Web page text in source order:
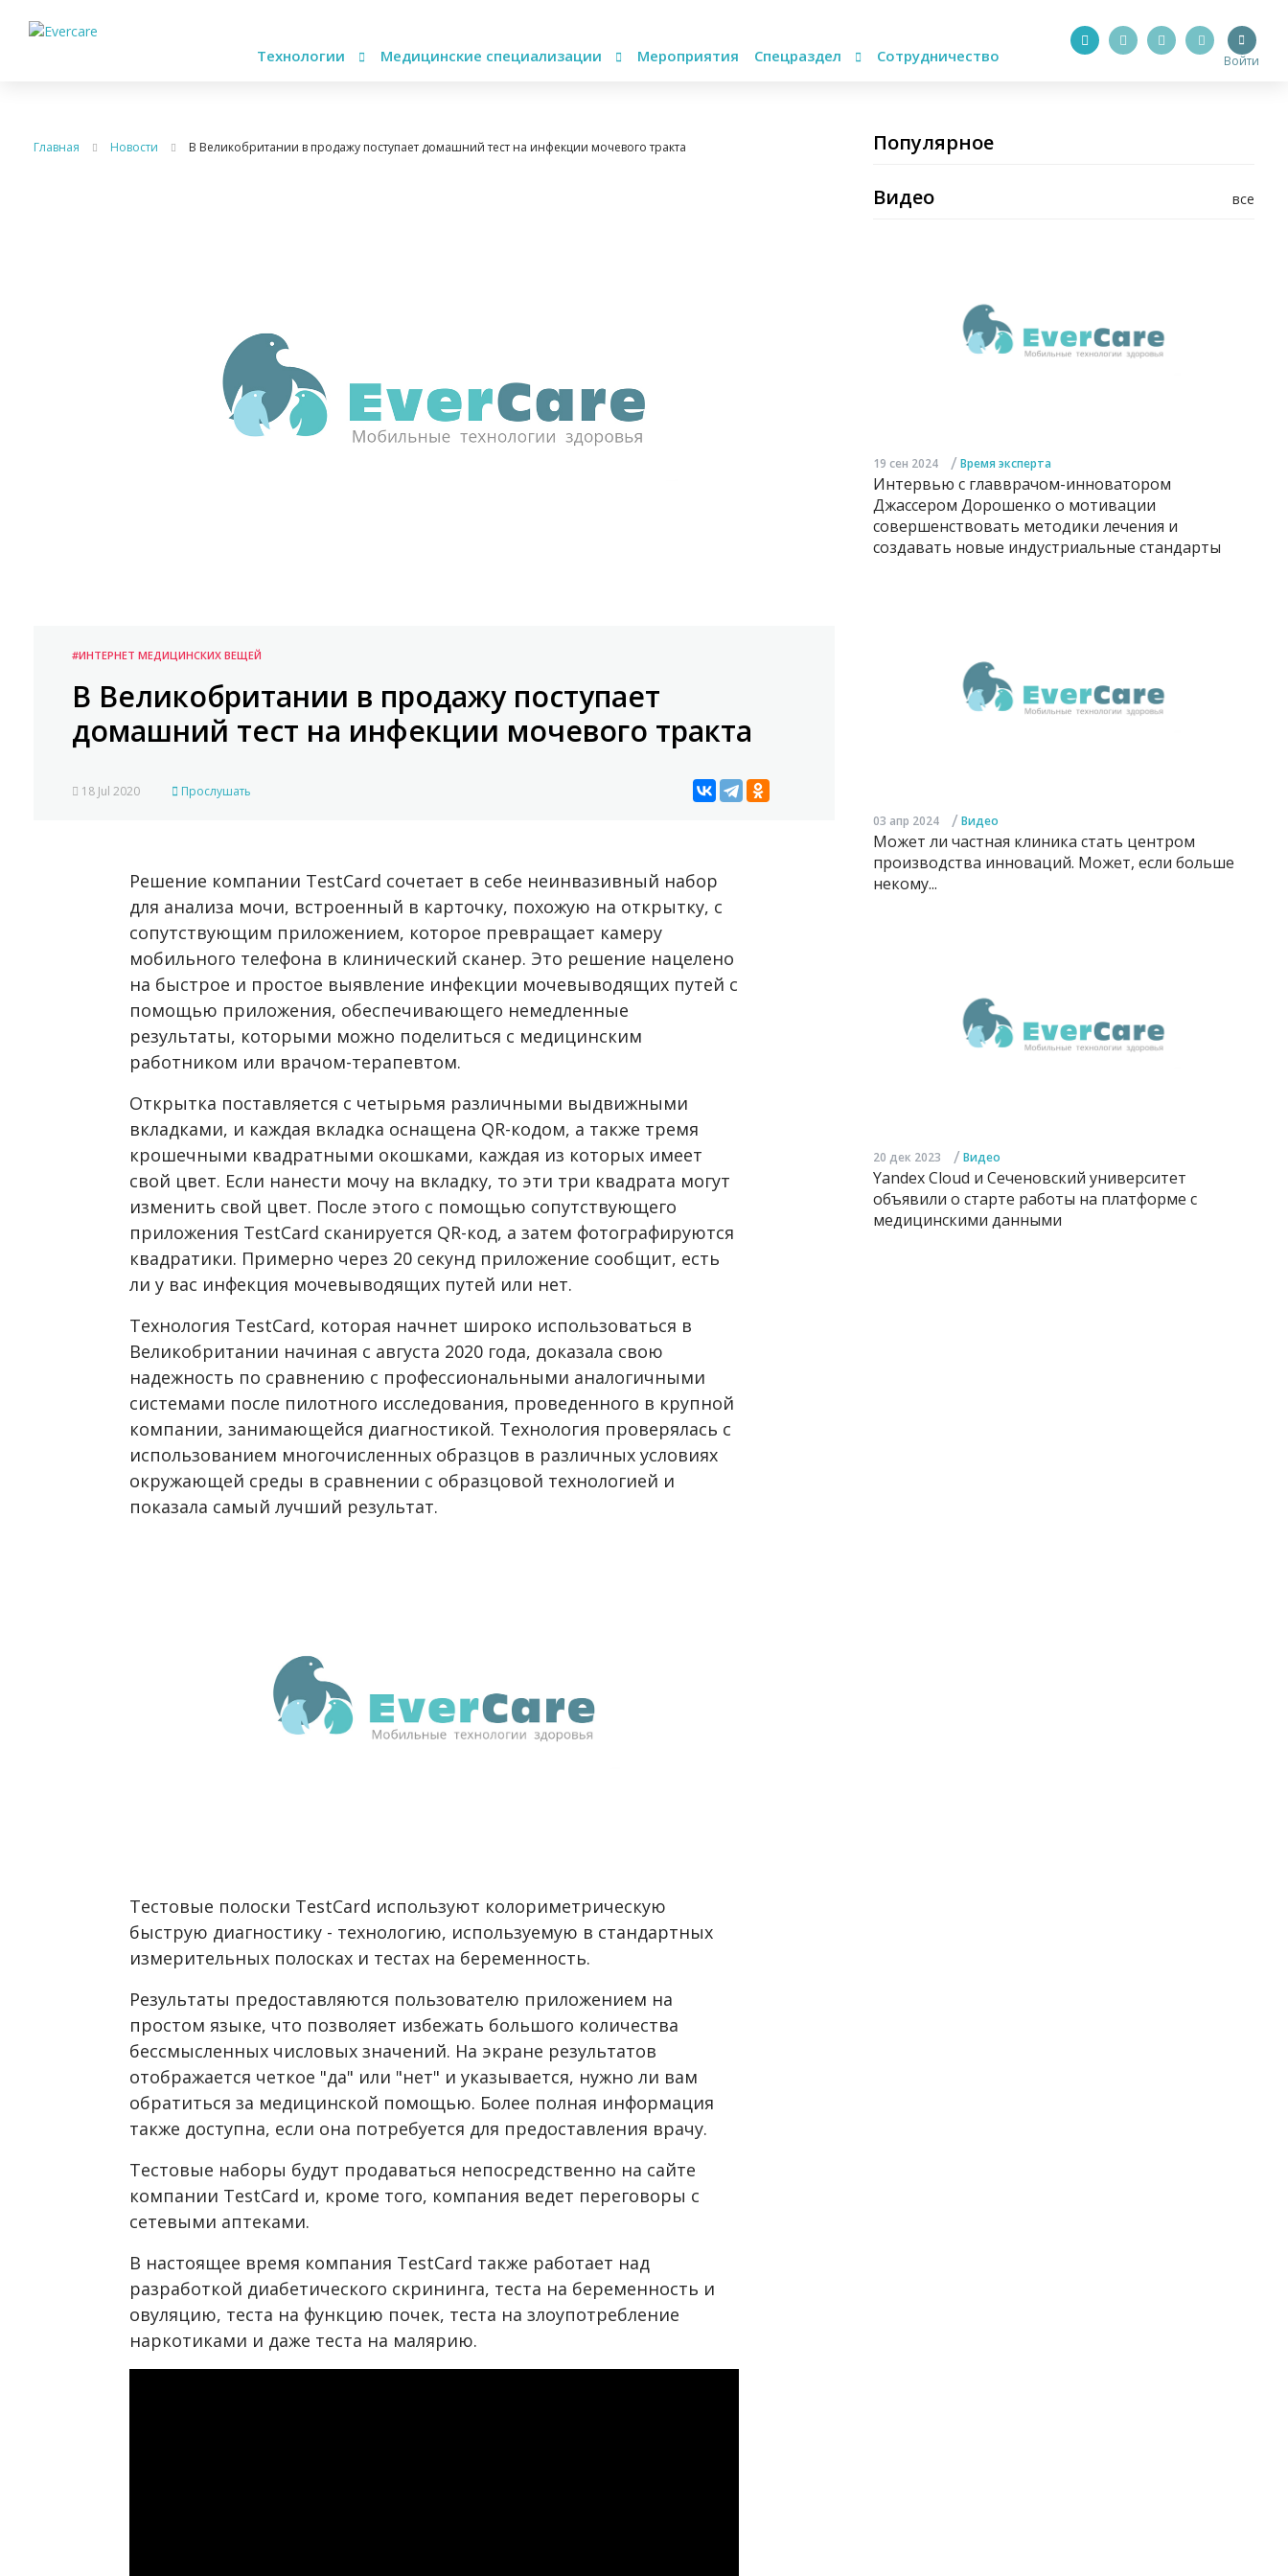
Технологии Медицинские специализации Мероприятия Спецраздел Сотрудничество Войти
Главная Новости В Великобритании в продажу поступает домашний тест на инфекции мочевого тракта
#ИНТЕРНЕТ МЕДИЦИНСКИХ ВЕЩЕЙ
В Великобритании в продажу поступает
домашний тест на инфекции мочевого тракта
18 Jul 2020 Прослушать
Решение компании TestCard сочетает в себе неинвазивный набор
для анализа мочи, встроенный в карточку, похожую на открытку, с
сопутствующим приложением, которое превращает камеру
мобильного телефона в клинический сканер. Это решение нацелено
на быстрое и простое выявление инфекции мочевыводящих путей с
помощью приложения, обеспечивающего немедленные
результаты, которыми можно поделиться с медицинским
работником или врачом-терапевтом.
Открытка поставляется с четырьмя различными выдвижными
вкладками, и каждая вкладка оснащена QR-кодом, а также тремя
крошечными квадратными окошками, каждая из которых имеет
свой цвет. Если нанести мочу на вкладку, то эти три квадрата могут
изменить свой цвет. После этого с помощью сопутствующего
приложения TestCard сканируется QR-код, а затем фотографируются
квадратики. Примерно через 20 секунд приложение сообщит, есть
ли у вас инфекция мочевыводящих путей или нет.
Технология TestCard, которая начнет широко использоваться в
Великобритании начиная с августа 2020 года, доказала свою
надежность по сравнению с профессиональными аналогичными
системами после пилотного исследования, проведенного в крупной
компании, занимающейся диагностикой. Технология проверялась с
использованием многочисленных образцов в различных условиях
окружающей среды в сравнении с образцовой технологией и
показала самый лучший результат.
Тестовые полоски TestCard используют колориметрическую
быструю диагностику - технологию, используемую в стандартных
измерительных полосках и тестах на беременность.
Результаты предоставляются пользователю приложением на
простом языке, что позволяет избежать большого количества
бессмысленных числовых значений. На экране результатов
отображается четкое "да" или "нет" и указывается, нужно ли вам
обратиться за медицинской помощью. Более полная информация
также доступна, если она потребуется для предоставления врачу.
Тестовые наборы будут продаваться непосредственно на сайте
компании TestCard и, кроме того, компания ведет переговоры с
сетевыми аптеками.
В настоящее время компания TestCard также работает над
разработкой диабетического скрининга, теста на беременность и
овуляцию, теста на функцию почек, теста на злоупотребление
наркотиками и даже теста на малярию.
Популярное
все
Видео
19 сен 2024 / Время эксперта
Интервью с главврачом-инноватором
Джассером Дорошенко о мотивации
совершенствовать методики лечения и
создавать новые индустриальные стандарты
03 апр 2024 / Видео
Может ли частная клиника стать центром
производства инноваций. Может, если больше
некому...
20 дек 2023 / Видео
Yandex Cloud и Сеченовский университет
объявили о старте работы на платформе с
медицинскими данными